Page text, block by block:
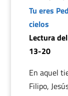
Tu eres
cielos
Lectura
13-20
En aquel
Filipo,